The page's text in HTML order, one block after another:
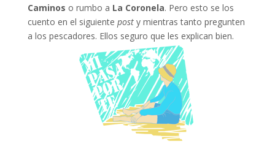
Caminos o rumbo a La Coronela. Pero esto se los
cuento en el siguiente posty mientras tanto pregunten
a los pescadores. Ellos seguro que les explican bien.